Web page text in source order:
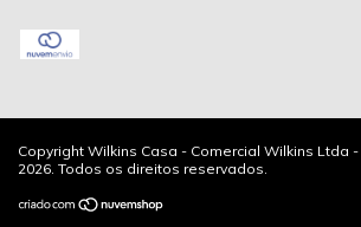
Copyright Wilkins Casa - Comercial Wilkins Ltda -
2026. Todos os direitos reservados.